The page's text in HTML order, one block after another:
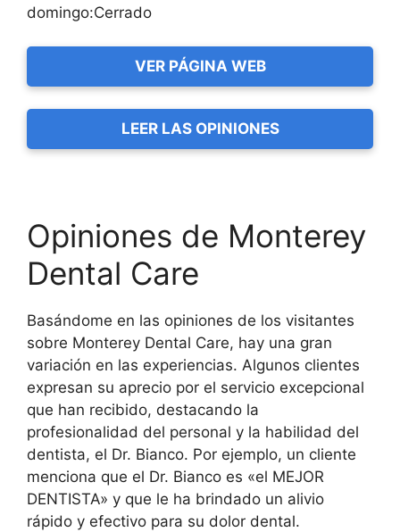
domingo:Cerrado
VER PÁGINA WEB
LEER LAS OPINIONES
Opiniones de Monterey
Dental Care
Basándome en las opiniones de los visitantes
sobre Monterey Dental Care, hay una gran
variación en las experiencias. Algunos clientes
expresan su aprecio por el servicio excepcional
que han recibido, destacando la
profesionalidad del personal y la habilidad del
dentista, el Dr. Bianco. Por ejemplo, un cliente
menciona que el Dr. Bianco es «el MEJOR
DENTISTA» y que le ha brindado un alivio
rápido y efectivo para su dolor dental.